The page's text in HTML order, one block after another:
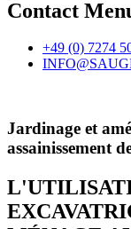
Contact
+49 (0) 7274
Jardinage et
assainissement